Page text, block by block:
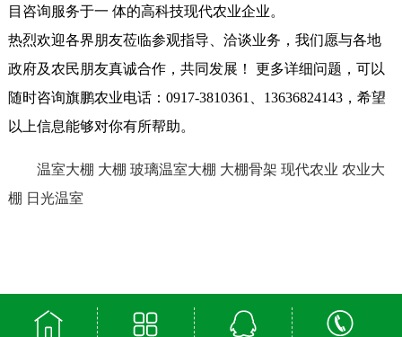
目咨询服务于一 体的高科技现代农业企业。
热烈欢迎各界朋友莅临参观指导、洽谈业务，我们愿与各地
政府及农民朋友真诚合作，共同发展！ 更多详细问题，可以
随时咨询旗鹏农业电话：0917-3810361、13636824143，希望
以上信息能够对你有所帮助。
温室大棚 大棚 玻璃温室大棚 大棚骨架 现代农业 农业大
棚 日光温室